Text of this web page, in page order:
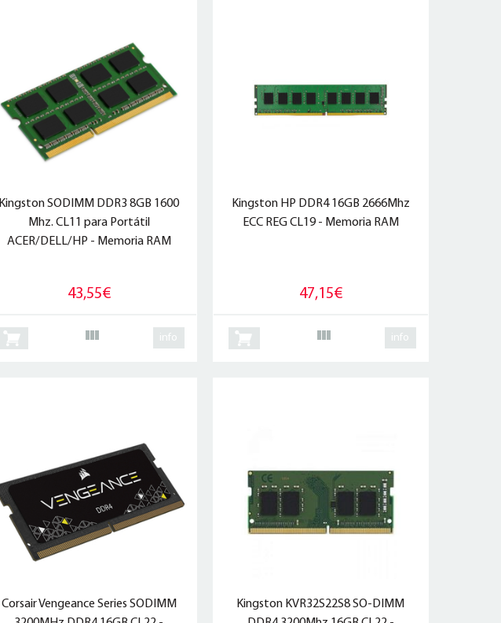
Kingston SODIMM DDR3 8GB 1600
Mhz. CL11 para Portátil
ACER/DELL/HP - Memoria RAM
43,55€
info
Kingston HP DDR4 16GB 2666Mhz
ECC REG CL19 - Memoria RAM
47,15€
info
Corsair Vengeance Series SODIMM
Kingston KVR32S22S8 SO-DIMM